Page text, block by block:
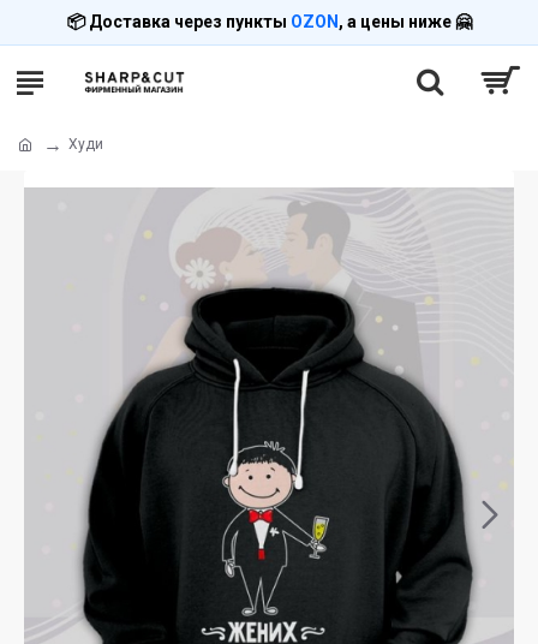
📦 Доставка через пункты OZON , а цены ниже 🤗
Худи